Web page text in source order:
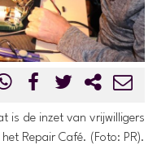
is de inzet van vrijwilligers
Repair Café. (Foto: PR).